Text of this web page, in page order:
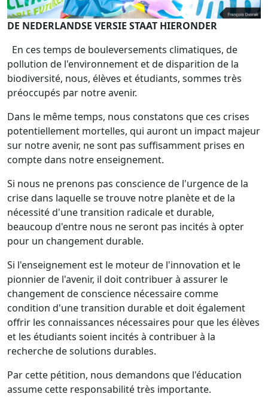
DE NEDERLANDSE VERSIE STAAT HIERONDER
En ces temps de bouleversements climatiques, de
pollution de l'environnement et de disparition de la
biodiversité, nous, élèves et étudiants, sommes très
préoccupés par notre avenir.
Dans le même temps, nous constatons que ces crises
potentiellement mortelles, qui auront un impact majeur
sur notre avenir, ne sont pas suffisamment prises en
compte dans notre enseignement.
Si nous ne prenons pas conscience de l'urgence de la
crise dans laquelle se trouve notre planète et de la
nécessité d'une transition radicale et durable,
beaucoup d'entre nous ne seront pas incités à opter
pour un changement durable.
Si l'enseignement est le moteur de l'innovation et le
pionnier de l'avenir, il doit contribuer à assurer le
changement de conscience nécessaire comme
condition d'une transition durable et doit également
offrir les connaissances nécessaires pour que les élèves
et les étudiants soient incités à contribuer à la
recherche de solutions durables.
Par cette pétition, nous demandons que l'éducation
assume cette responsabilité très importante.